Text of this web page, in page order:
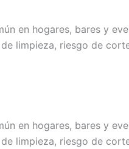
en hogares, bares y
limpieza, riesgo de
en hogares, bares y
limpieza, riesgo de